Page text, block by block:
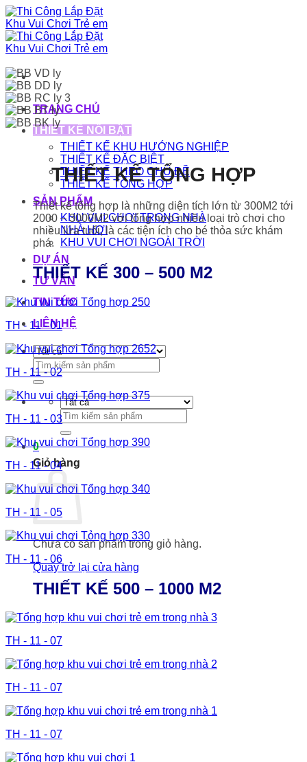
Bỏ
qua
nội
dung
TRANG CHỦ
THIẾT KẾ NỔI BẬT
THIẾT KẾ KHU HƯỚNG NGHIỆP
THIẾT KẾ ĐẶC BIỆT
THIẾT KẾ THEO CHỦ ĐỀ
THIẾT KẾ TỔNG HỢP
SẢN PHẨM
KHU VUI CHƠI TRONG NHÀ
NHÀ HƠI
KHU VUI CHƠI NGOÀI TRỜI
DỰ ÁN
TƯ VẤN
TIN TỨC
LIÊN HỆ
Tìm
kiếm:
Tìm
kiếm:
0
Giỏ hàng
Chưa có sản phẩm trong giỏ hàng.
Quay trở lại cửa hàng
THIẾT KẾ TỔNG HỢP
Thiết kế tổng hợp là những diện tích lớn từ 300M2 tới
2000 – 3000M2 với tổng hợp nhiều loại trò chơi cho
nhiều lứa tuổi, là các tiện ích cho bé thỏa sức khám
phá.
THIẾT KẾ 300 – 500 M2
TH - 11 - 01
TH - 11 - 02
TH - 11 - 03
TH - 11 - 04
TH - 11 - 05
TH - 11 - 06
THIẾT KẾ 500 – 1000 M2
TH - 11 - 07
TH - 11 - 07
TH - 11 - 07